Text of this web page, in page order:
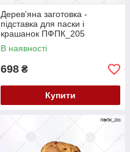
Дерев'яна заготовка -
підставка для паски і
крашанок ПФПК_205
В наявності
698 ₴
Купити